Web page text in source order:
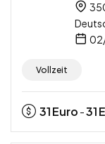
Vollzeit
31Euro -31